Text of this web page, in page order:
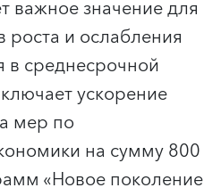
важное значение для
и ослабления
в среднесрочной
ускорение
мер по
на сумму 800
«Новое поколение